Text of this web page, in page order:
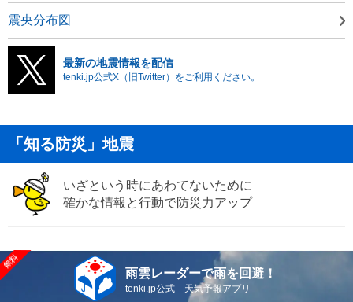
震央分布図
最新の地震情報を配信
tenki.jp公式X（旧Twitter）をご利用ください。
「知る防災」地震
いざという時にあわてないために
確かな情報と行動で防災力アップ
雨雲レーダーで雨を回避！
tenki.jp公式 天気予報アプリ